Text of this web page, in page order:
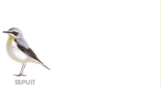
TAPUIT